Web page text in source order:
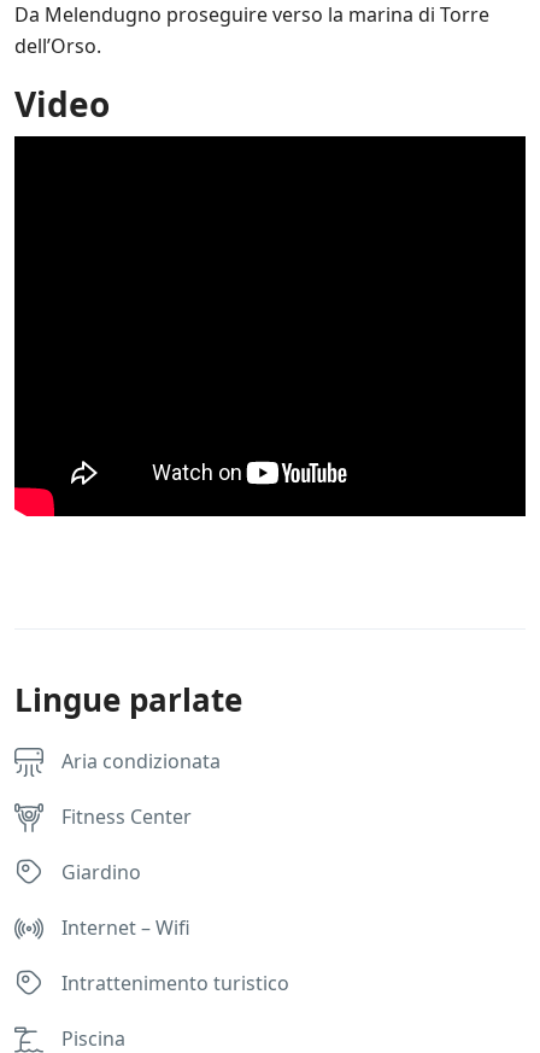
Da Melendugno proseguire verso la marina di Torre
dell’Orso.
Video
Lingue parlate
Aria condizionata
Fitness Center
Giardino
Internet – Wifi
Intrattenimento turistico
Piscina